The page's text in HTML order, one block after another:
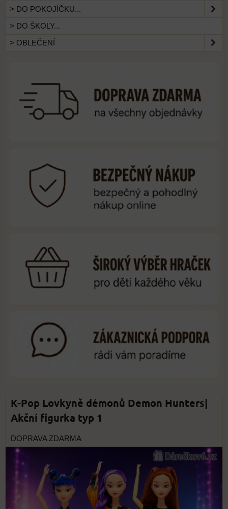
> DO POKOJÍČKU...
> DO ŠKOLY...
> OBLEČENÍ
K-Pop Lovkyně démonů Demon Hunters|
Akční figurka typ 1
DOPRAVA ZDARMA